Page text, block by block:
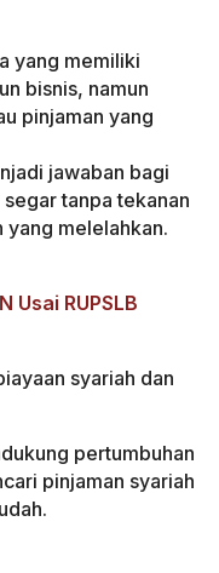
yang memiliki
bisnis, namun
pinjaman yang
jawaban bagi
tanpa tekanan
yang melelahkan.
Usai RUPSLB
syariah dan
pertumbuhan
pinjaman syariah